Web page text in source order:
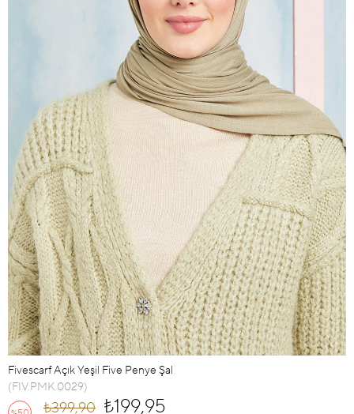
Fivescarf Açık Yeşil Five Penye Şal
(FIV.PMK.0029)
₺399,90 ₺199,95